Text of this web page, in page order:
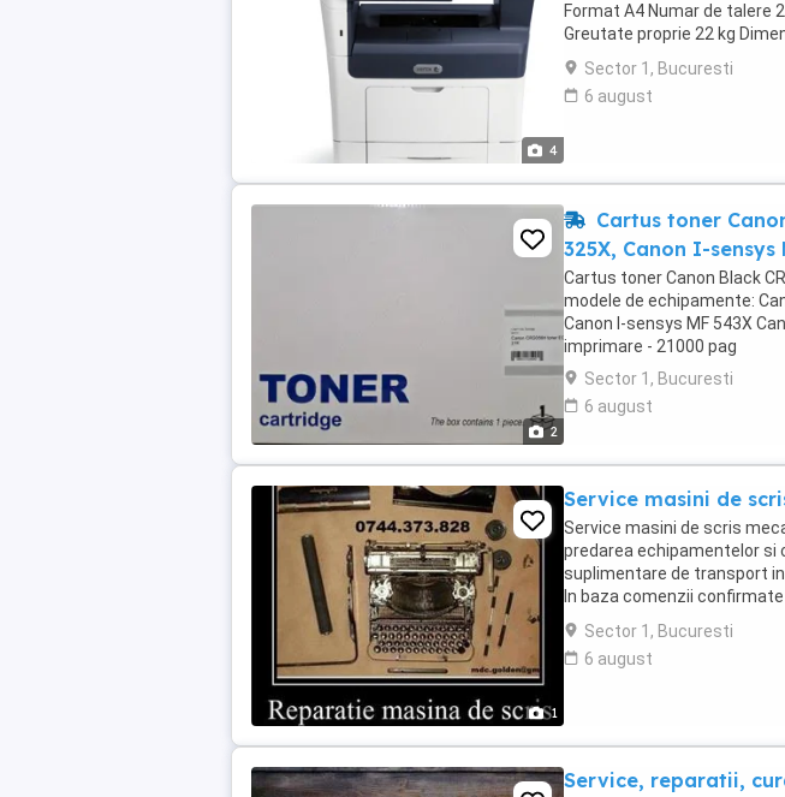
4
Format A4 Numar de talere
Greutate proprie 22 kg
totala l 495 mm Dimensiune
Sector 1, Bucuresti
6 august
2
Cartus toner
325X, Canon I-sensys
Cartus toner Canon Black
modele de echipamente:
Canon I-sensys MF 543X
imprimare - 21000 pag
Sector 1, Bucuresti
6 august
1
Service masini de
Service masini de scris
predarea echipamentelor si
suplimentare de transport
In baza comenzii
Preturi incepand cu ...
Sector 1, Bucuresti
6 august
Service, reparatii,